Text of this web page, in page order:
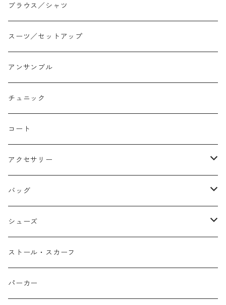
ジョガー
イージーパンツ/履き込み
コクーン/バレル/カーブ
ストレート
アシンメトリー/切り替え
プリント柄
チェック
リバーシブル
バルーン
ロンtee
ノースリーブ
ワンピース
ジャンスカ
サロペット オールインワン
ブラウス／シャツ
スーツ／セットアップ
アンサンブル
チュニック
コート
アクセサリー
ネックレス
バングル
ピアス/イヤリング
リング
バッグ
本革
布帛
カゴ
シューズ
サンダル/ミュール
スニーカー/カジュアルシューズ
ストール・スカーフ
パーカー